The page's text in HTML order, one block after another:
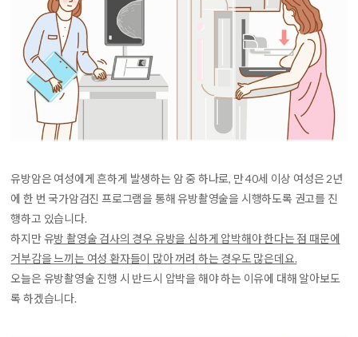
유방암은 여성에게 흔하게 발생하는 암 중 하나로, 만 40세 이상 여성은 2년
에 한 번 국가암검진 프로그램을 통해 유방촬영술을 시행하도록 권고를 진
행하고 있습니다.
하지만 유방 촬영술 검사의 경우 유방을 심하게 압박해야 한다는 점 때문에
거부감을 느끼는 여성 환자들이 많아 꺼려 하는 경우도 많은데요.
오늘은 유방촬영술 진행 시 반드시 압박을 해야 하는 이유에 대해 알아보도
록 하겠습니다.